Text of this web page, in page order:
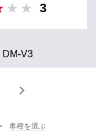
3
DM-V3
車種を選ぶ